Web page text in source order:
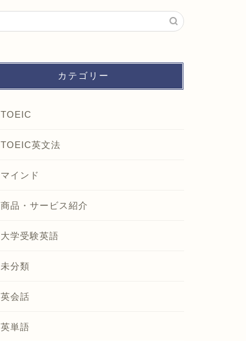
カテゴリー
TOEIC
TOEIC英文法
マインド
商品・サービス紹介
大学受験英語
未分類
英会話
英単語